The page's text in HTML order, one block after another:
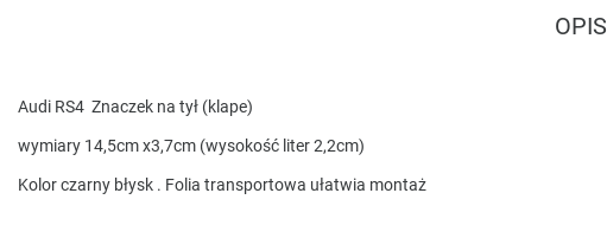
OPIS
Audi RS4 Znaczek na tył (klape)
wymiary 14,5cm x3,7cm (wysokość liter 2,2cm)
Kolor czarny błysk . Folia transportowa ułatwia montaż